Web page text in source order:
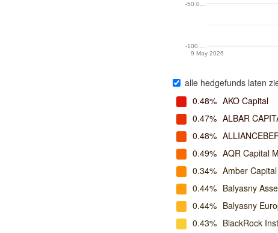
9 May 2026
-100.…
-50.0…
alle hedgefunds laten
0.48% AKO Capital
0.47% ALBAR
0.48%
0.49% AQR Capital
0.34% Amber Capital
0.44% Balyasny
0.44% Balyasny
0.43% BlackRock